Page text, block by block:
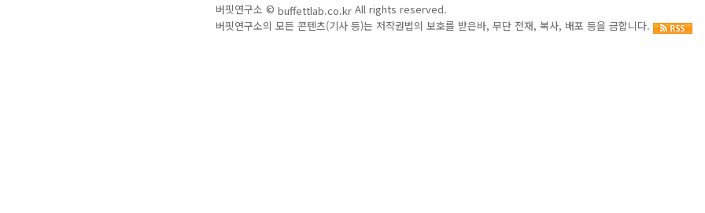
버핏연구소 © buffettlab.co.kr All rights reserved.
버핏연구소의 모든 콘텐츠(기사 등)는 저작권법의 보호를 받은바, 무단 전재, 복사, 배포 등을 금합니다.